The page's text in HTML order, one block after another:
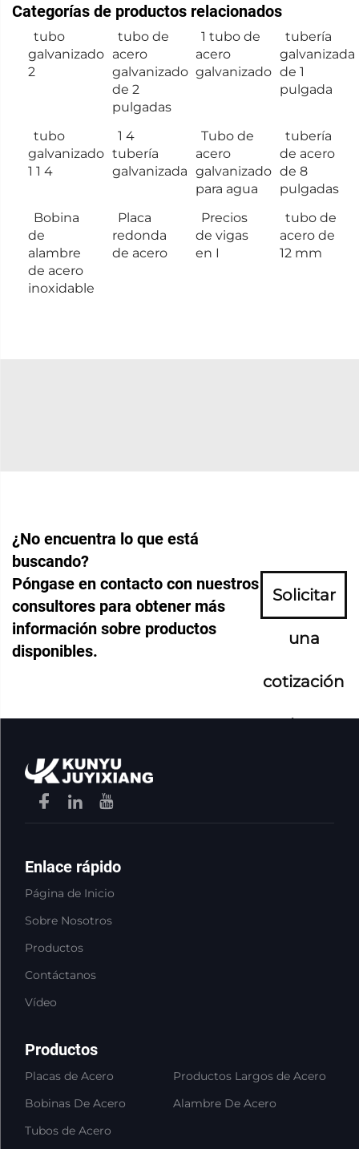
Categorías de productos relacionados
tubo
galvanizado
2
tubo de
acero
galvanizado
de 2
pulgadas
1 tubo de
acero
galvanizado
tubería
galvanizada
de 1
pulgada
tubo
galvanizado
1 1 4
1 4
tubería
galvanizada
Tubo de
acero
galvanizado
para agua
tubería
de acero
de 8
pulgadas
Bobina
de
alambre
de acero
inoxidable
Placa
redonda
de acero
Precios
de vigas
en I
tubo de
acero de
12 mm
¿No encuentra lo que está
buscando?
Póngase en contacto con nuestros
consultores para obtener más
información sobre productos
disponibles.
Solicitar
una
cotización
ahora
Enlace rápido
Página de Inicio
Sobre Nosotros
Productos
Contáctanos
Vídeo
Productos
Placas de Acero
Bobinas De Acero
Tubos de Acero
Productos Largos de Acero
Alambre De Acero